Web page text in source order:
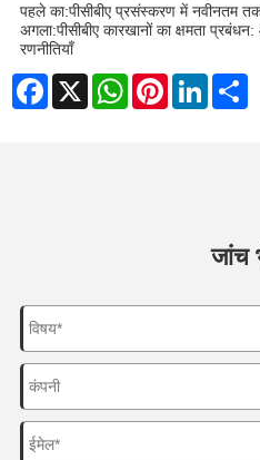
पहले का:पीसीबीए प्रसंस्करण में नवीनतम
अगला:पीसीबीए कारखानों का क्षमता
रणनीतियाँ
Facebook
X WhatsAppPinterestLinkedIn
जांच